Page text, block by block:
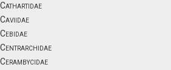
Cathartidae
Caviidae
Cebidae
Centrarchidae
Cerambycidae